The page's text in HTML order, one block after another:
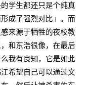
学生都还只是个纯真
成了强烈对比」。而
来源于牺牲的夜校教
和东浩很像，在最后
我有良知，它是如此
希望自己可以通过文